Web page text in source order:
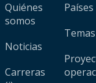
Quiénes
somos
Noticias
Carreras
Países
Temas